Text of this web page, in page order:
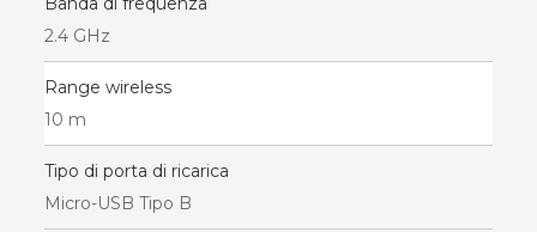
2.4 GHz
Range wireless
10 m
Tipo di porta di ricarica
Micro-USB Tipo B